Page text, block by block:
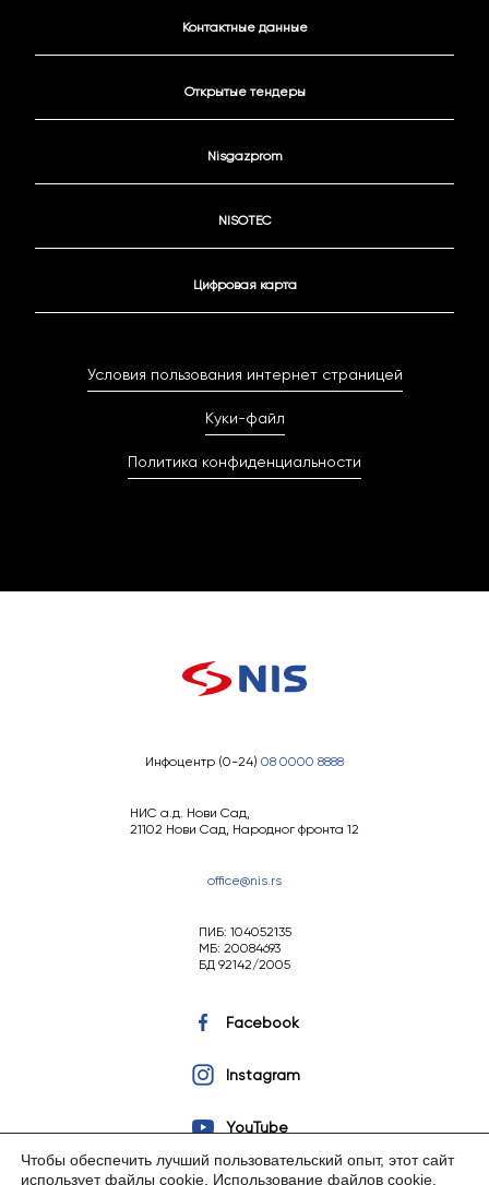
Контактные данные
Открытые тендеры
Nisgazprom
NISOTEC
Цифровая карта
Условия пользования интернет страницей
Куки-файл
Политика конфиденциальности
Инфоцентр (0-24) 08 0000 8888
НИС а.д. Нови Сад,
21102 Нови Сад, Народног фронта 12
office@nis.rs
ПИБ: 104052135
МБ: 20084693
БД 92142/2005
Facebook
Instagram
YouTube
Чтобы обеспечить лучший пользовательский опыт, этот сайт
использует файлы cookie. Использование файлов cookie